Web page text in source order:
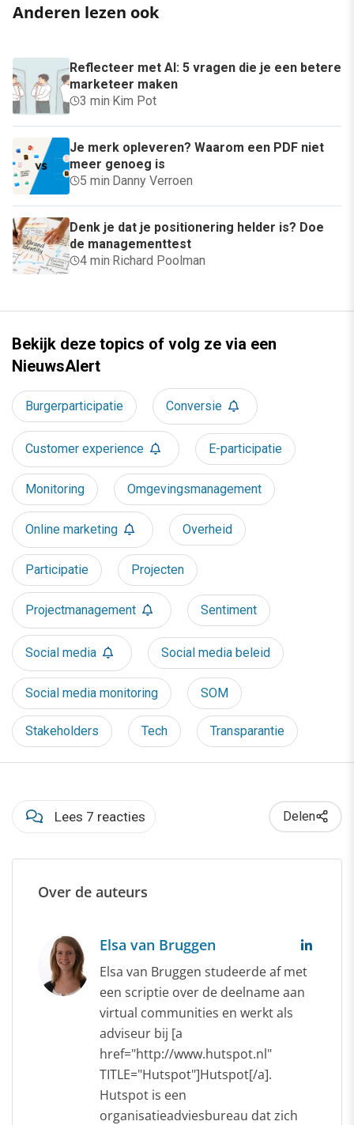
Anderen lezen ook
Reflecteer met AI: 5 vragen die je een betere
marketeer maken
3 min·Kim Pot
Je merk opleveren? Waarom een PDF niet
meer genoeg is
5 min·Danny Verroen
Denk je dat je positionering helder is? Doe
de managementtest
4 min·Richard Poolman
Bekijk deze topics of volg ze via een
NieuwsAlert
Burgerparticipatie Conversie
Customer experience E-participatie
Monitoring Omgevingsmanagement
Online marketing Overheid
Participatie Projecten
Projectmanagement Sentiment
Social media Social media beleid
Social media monitoring SOM
Stakeholders Tech Transparantie
Lees 7 reacties Delen
Over de auteurs
Elsa van Bruggen
Elsa van Bruggen studeerde af met
een scriptie over de deelname aan
virtual communities en werkt als
adviseur bij [a
href="http://www.hutspot.nl"
TITLE="Hutspot"]Hutspot[/a].
Hutspot is een
organisatieadviesbureau dat zich